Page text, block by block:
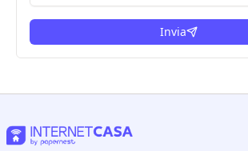
Invia